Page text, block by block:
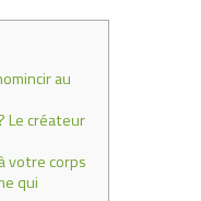
au
Le créateur
votre corps
qui